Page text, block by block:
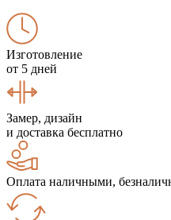
Изготовление
от 5 дней
Замер, дизайн
и доставка бесплатно
Оплата наличными,